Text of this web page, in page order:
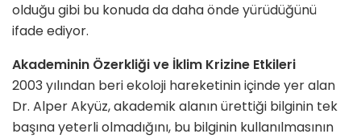
olduğu gibi bu konuda da daha önde yürüdüğünü
ifade ediyor.
Akademinin Özerkliği ve İklim Krizine Etkileri
2003 yılından beri ekoloji hareketinin içinde yer alan
Dr. Alper Akyüz, akademik alanın ürettiği bilginin tek
başına yeterli olmadığını, bu bilginin kullanılmasının